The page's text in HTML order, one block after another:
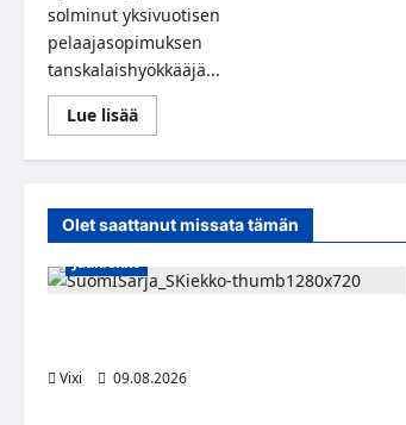
solminut yksivuotisen
pelaajasopimuksen
tanskalaishyökkääjä...
Lue lisääRead
more
Tanskalaishyökkääjä
SaiPaan
Olet saattanut missata tämän
Jääkiekko
Vixi
09.08.2026